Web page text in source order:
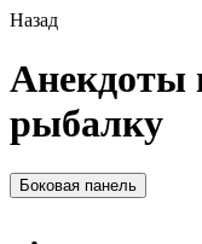
Назад
Анекдоты
рыбалку
Боковая панель